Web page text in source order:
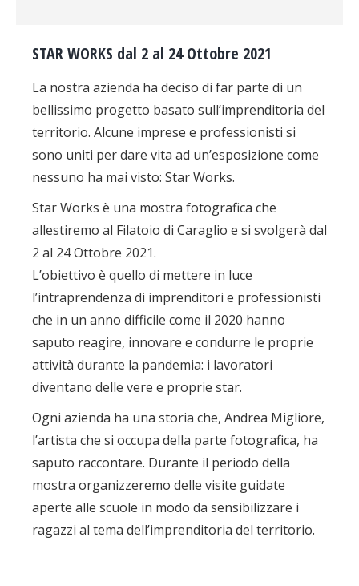
STAR WORKS dal 2 al 24 Ottobre 2021
La nostra azienda ha deciso di far parte di un
bellissimo progetto basato sull’imprenditoria del
territorio. Alcune imprese e professionisti si
sono uniti per dare vita ad un’esposizione come
nessuno ha mai visto: Star Works.
Star Works è una mostra fotografica che
allestiremo al Filatoio di Caraglio e si svolgerà dal
2 al 24 Ottobre 2021.
L’obiettivo è quello di mettere in luce
l’intraprendenza di imprenditori e professionisti
che in un anno difficile come il 2020 hanno
saputo reagire, innovare e condurre le proprie
attività durante la pandemia: i lavoratori
diventano delle vere e proprie star.
Ogni azienda ha una storia che, Andrea Migliore,
l’artista che si occupa della parte fotografica, ha
saputo raccontare. Durante il periodo della
mostra organizzeremo delle visite guidate
aperte alle scuole in modo da sensibilizzare i
ragazzi al tema dell’imprenditoria del territorio.